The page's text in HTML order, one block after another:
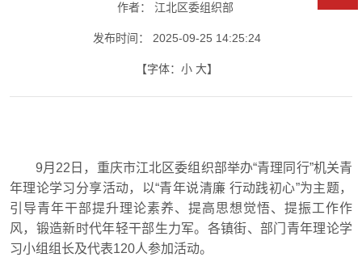
作者： 江北区委组织部
发布时间： 2025-09-25 14:25:24
【字体： 小 大】
9月22日，重庆市江北区委组织部举办“青理同行”机关青
年理论学习分享活动，以“青年说清廉 行动践初心”为主题，
引导青年干部提升理论素养、提高思想觉悟、提振工作作
风，锻造新时代年轻干部生力军。各镇街、部门青年理论学
习小组组长及代表120人参加活动。